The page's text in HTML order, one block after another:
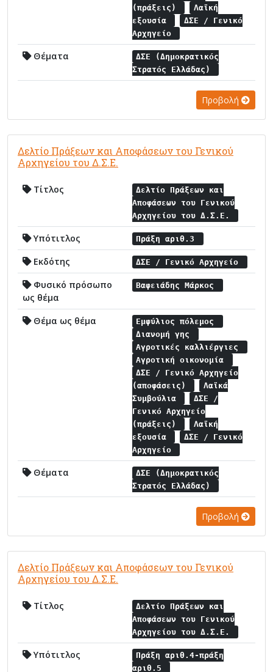
(πράξεις)
Λαϊκή
εξουσία
ΔΣΕ / Γενικό
Αρχηγείο
Θέματα
ΔΣΕ (Δημοκρατικός
Στρατός Ελλάδας)
Προβολή
Δελτίο Πράξεων και Αποφάσεων του Γενικού
Αρχηγείου του Δ.Σ.Ε.
Τίτλος
Δελτίο Πράξεων και
Αποφάσεων του Γενικού
Αρχηγείου του Δ.Σ.Ε.
Υπότιτλος Πράξη αριθ.3
Εκδότης ΔΣΕ / Γενικό Αρχηγείο
Φυσικό πρόσωπο
ως θέμα
Βαφειάδης Μάρκος
Θέμα ως θέμα
Εμφύλιος πόλεμος
Διανομή γης
Αγροτικές καλλιέργιες
Αγροτική οικονομία
ΔΣΕ / Γενικό Αρχηγείο
(αποφάσεις)
Λαϊκά
Συμβούλια
ΔΣΕ /
Γενικό Αρχηγείο
(πράξεις)
Λαϊκή
εξουσία
ΔΣΕ / Γενικό
Αρχηγείο
Θέματα
ΔΣΕ (Δημοκρατικός
Στρατός Ελλάδας)
Προβολή
Δελτίο Πράξεων και Αποφάσεων του Γενικού
Αρχηγείου του Δ.Σ.Ε.
Τίτλος
Δελτίο Πράξεων και
Αποφάσεων του Γενικού
Αρχηγείου του Δ.Σ.Ε.
Υπότιτλος
Πράξη αριθ.4-πράξη
αριθ.5